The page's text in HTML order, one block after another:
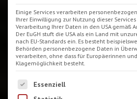
Einige Services verarbeiten
Ihrer Einwilligung zur Nutzung dieser
Verarbeitung Ihrer Daten in den USA gemäß
Der EuGH stuft die USA als ein Land mit
nach EU-Standards ein. Es besteht
Behörden personenbezogene Daten in
verarbeiten, ohne dass für Europäerinnen
Klagemöglichkeit besteht.
Es folgt eine Liste der Service-
Essenziell